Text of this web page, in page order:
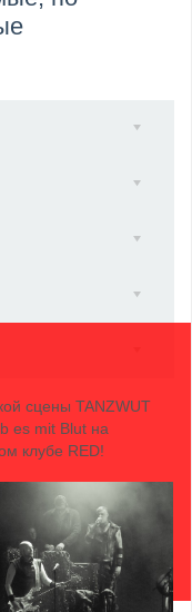
волну участ...
сцены TANZWUT
es mit Blut на
клубе RED!